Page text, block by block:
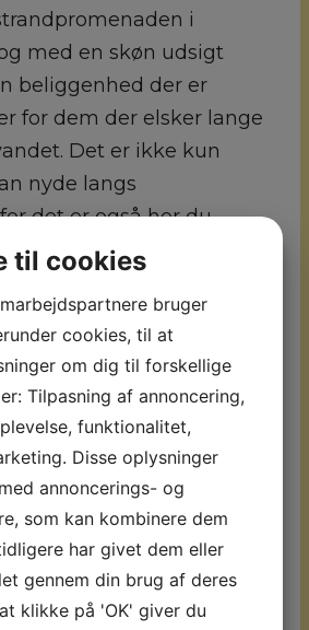
i
med en skøn udsigt
beliggenhed der er
for dem der elsker lange
Det er ikke kun
nyde langs
det er også her du
og barer, hvor du kan
eller anden skøn mad,
med fødderne i sandet.
togstation er ca. 1000
giver dig rige
at komme ud og opleve
sol har at tilbyde. Du kan
til Malaga eller en af
byer. Du finder
ca. 1500 meter væk,
for at leje golfsæt
til cookies
bruger
cookies, til at
om dig til forskellige
Tilpasning af annoncering,
funktionalitet,
Disse oplysninger
annoncerings- og
som kan kombinere dem
har givet dem eller
gennem din brug af deres
klikke på 'OK' giver du